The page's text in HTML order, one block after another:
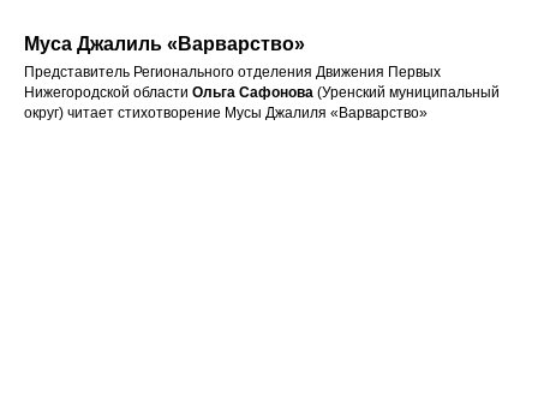
Муса Джалиль «Варварство»
Представитель Регионального отделения Движения Первых
Нижегородской области Ольга Сафонова (Уренский муниципальный
округ) читает стихотворение Мусы Джалиля «Варварство»